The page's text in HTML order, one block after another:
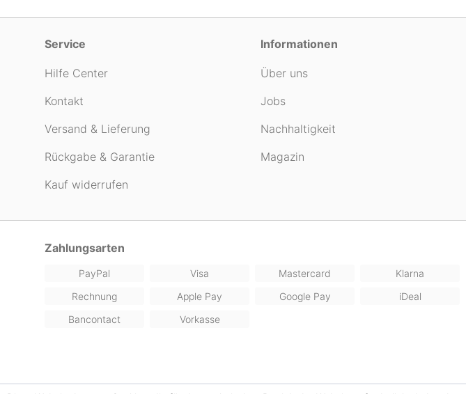
Service
Hilfe Center
Kontakt
Versand & Lieferung
Rückgabe & Garantie
Kauf widerrufen
Informationen
Über uns
Jobs
Nachhaltigkeit
Magazin
Zahlungsarten
PayPal Visa Mastercard
Klarna
Rechnung
Apple Pay Google Pay
iDeal
Bancontact
Vorkasse